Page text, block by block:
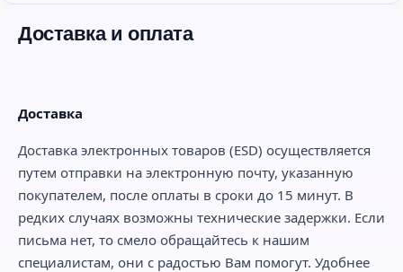
Доставка и оплата
Доставка
Доставка электронных товаров (ESD) осуществляется
путем отправки на электронную почту, указанную
покупателем, после оплаты в сроки до 15 минут. В
редких случаях возможны технические задержки. Если
письма нет, то смело обращайтесь к нашим
специалистам, они с радостью Вам помогут. Удобнее